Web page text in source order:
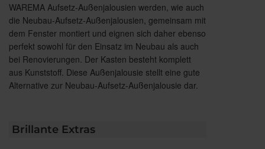
WAREMA Aufsetz-Außenjalousien werden, wie auch
die Neubau-Aufsetz-Außenjalousien, gemeinsam mit
dem Fenster montiert und eignen sich daher ebenso
perfekt sowohl für den Einsatz im Neubau als auch
bei Renovierungen. Der Kasten besteht komplett
aus Kunststoff. Diese Außenjalousie stellt eine gute
Alternative zur Neubau-Aufsetz-Außenjalousie dar.
Brillante Extras